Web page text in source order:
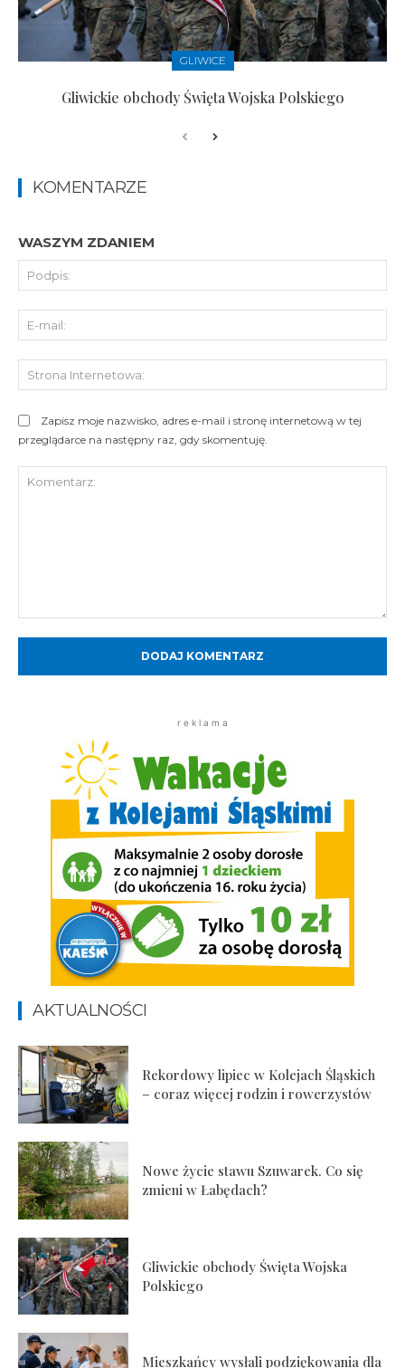
GLIWICE
Gliwickie obchody Święta Wojska Polskiego
KOMENTARZE
WASZYM ZDANIEM
Zapisz moje nazwisko, adres e-mail i stronę internetową w tej
przeglądarce na następny raz, gdy skomentuję.
r e k l a m a
AKTUALNOŚCI
Rekordowy lipiec w Kolejach Śląskich
– coraz więcej rodzin i rowerzystów
Nowe życie stawu Szuwarek. Co się
zmieni w Łabędach?
Gliwickie obchody Święta Wojska
Polskiego
Mieszkańcy wysłali podziękowania dla